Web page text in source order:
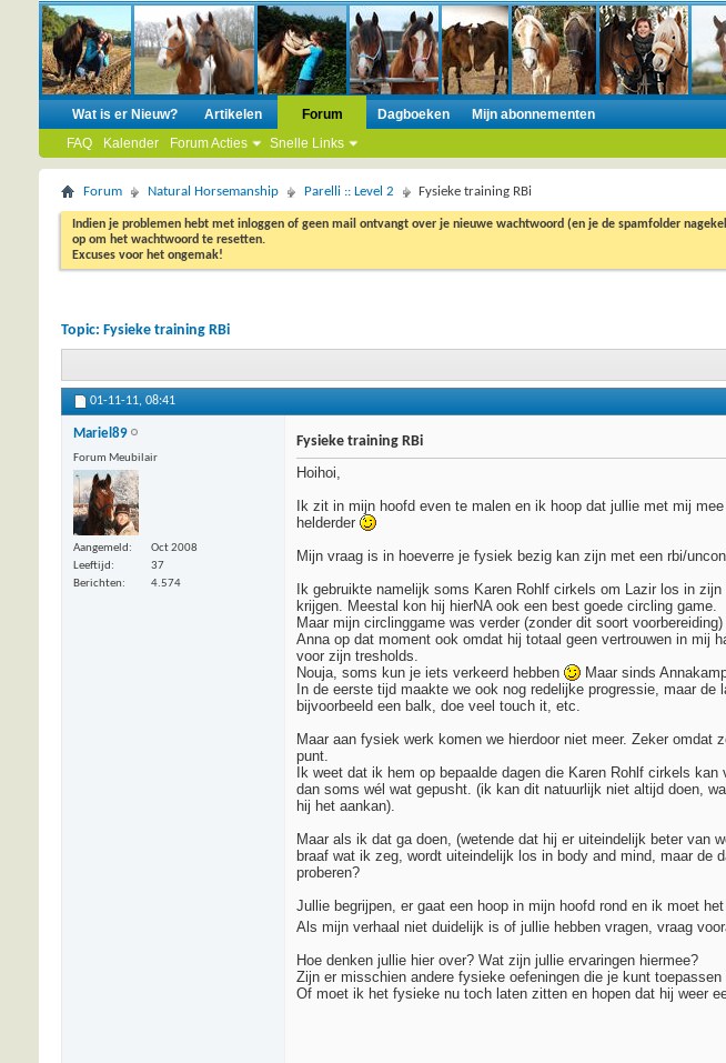
Wat is er Nieuw? Artikelen
Forum
FAQ
Kalender Forum Acties Snelle Links
Dagboeken
Mijn abonnementen
Forum Natural Horsemanship Parelli :: Level 2 Fysieke training RBi
Indien je problemen hebt met inloggen of geen mail ontvangt over je nieuwe wachtwoord (en je de spamfolder
op om het wachtwoord te resetten.
Excuses voor het ongemak!
Topic: Fysieke training RBi
01-11-11, 08:41
Mariel89
Forum Meubilair
Aangemeld
Oct 2008
Leeftijd
37
Berichten
4.574
Fysieke training RBi
Hoihoi,
Ik zit in mijn hoofd even te malen en ik hoop dat jullie met mij
helderder
Mijn vraag is in hoeverre je fysiek bezig kan zijn met een rbi/
Ik gebruikte namelijk soms Karen Rohlf cirkels om Lazir los in
krijgen. Meestal kon hij hierNA ook een best goede circling game.
Maar mijn circlinggame was verder (zonder dit soort
Anna op dat moment ook omdat hij totaal geen vertrouwen in mij
voor zijn tresholds.
Nouja, soms kun je iets verkeerd hebben
Maar sinds
In de eerste tijd maakte we ook nog redelijke progressie, maar
bijvoorbeeld een balk, doe veel touch it, etc.
Maar aan fysiek werk komen we hierdoor niet meer. Zeker
punt.
Ik weet dat ik hem op bepaalde dagen die Karen Rohlf cirkels
dan soms wél wat gepusht. (ik kan dit natuurlijk niet altijd doen,
hij het aankan).
Maar als ik dat ga doen, (wetende dat hij er uiteindelijk beter van
braaf wat ik zeg, wordt uiteindelijk los in body and mind, maar
proberen?
Jullie begrijpen, er gaat een hoop in mijn hoofd rond en ik moet
Als mijn verhaal niet duidelijk is of jullie hebben vragen, vraag
Hoe denken jullie hier over? Wat zijn jullie ervaringen hiermee?
Zijn er misschien andere fysieke oefeningen die je kunt
Of moet ik het fysieke nu toch laten zitten en hopen dat hij weer